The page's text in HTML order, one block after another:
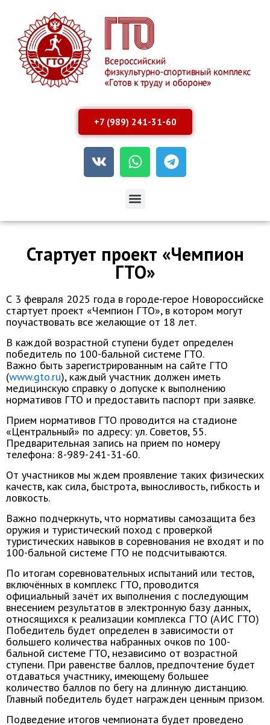
+7 (989) 241-31-60
Стартует проект «Чемпион
ГТО»
С 3 февраля 2025 года в городе-герое Новороссийске
стартует проект «Чемпион ГТО», в котором могут
поучаствовать все желающие от 18 лет.
В каждой возрастной ступени будет определен
победитель по 100-бальной системе ГТО.
Важно быть зарегистрированным на сайте ГТО
(www.gto.ru), каждый участник должен иметь
медицинскую справку о допуске к выполнению
нормативов ГТО и предоставить паспорт при заявке.
Прием нормативов ГТО проводится на стадионе
«Центральный» по адресу: ул. Советов, 55.
Предварительная запись на прием по номеру
телефона: 8-989-241-31-60.
От участников мы ждем проявление таких физических
качеств, как сила, быстрота, выносливость, гибкость и
ловкость.
Важно подчеркнуть, что нормативы самозащита без
оружия и туристический поход с проверкой
туристических навыков в соревнования не входят и по
100-бальной системе ГТО не подсчитываются.
По итогам соревновательных испытаний или тестов,
включённых в комплекс ГТО, проводится
официальный зачёт их выполнения с последующим
внесением результатов в электронную базу данных,
относящихся к реализации комплекса ГТО (АИС ГТО)
Победитель будет определен в зависимости от
большего количества набранных очков по 100-
бальной системе ГТО, независимо от возрастной
ступени. При равенстве баллов, предпочтение будет
отдаваться участнику, имеющему большее
количество баллов по бегу на длинную дистанцию.
Главный победитель будет награжден ценным призом.
Подведение итогов чемпионата будет проведено